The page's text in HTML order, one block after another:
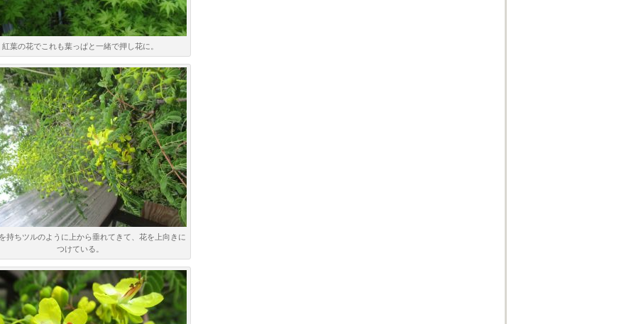
紅葉の花でこれも葉っぱと一緒で押し花に。
持ちツルのように上から垂れてきて、花を上向きに
つけている。